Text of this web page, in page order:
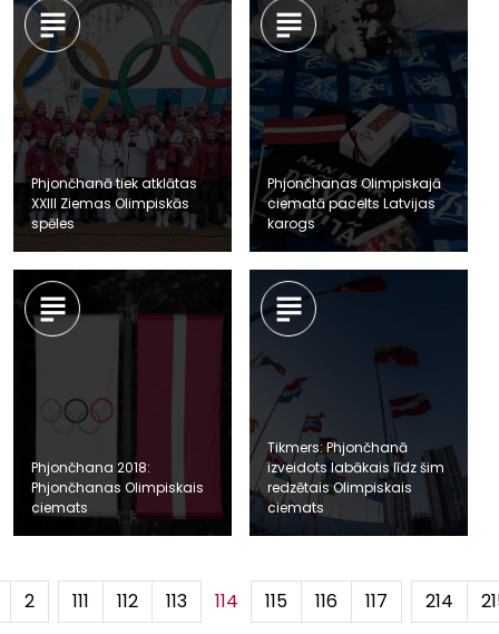
Phjončhanā tiek atklātas
XXIII Ziemas Olimpiskās
spēles
Phjončhanas Olimpiskajā
ciematā pacelts Latvijas
karogs
Phjončhana 2018:
Phjončhanas Olimpiskais
ciemats
Tikmers: Phjončhanā
izveidots labākais līdz šim
redzētais Olimpiskais
ciemats
2 111 112 113 114 115 116 117 214